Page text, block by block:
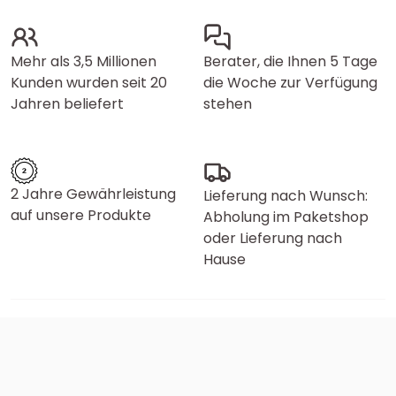
Mehr als 3,5 Millionen
Kunden wurden seit 20
Jahren beliefert
Berater, die Ihnen 5 Tage
die Woche zur Verfügung
stehen
2 Jahre Gewährleistung
auf unsere Produkte
Lieferung nach Wunsch:
Abholung im Paketshop
oder Lieferung nach
Hause